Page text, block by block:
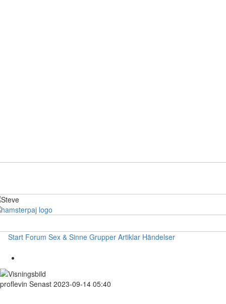
Start Forum Sex & Sinne Grupper Artiklar Händelser
proflevin Senast 2023-09-14 05:40